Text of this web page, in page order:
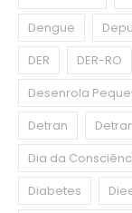
Dengue
DER
DER-RO
Desenrola
Detran
Dia da
Diabetes